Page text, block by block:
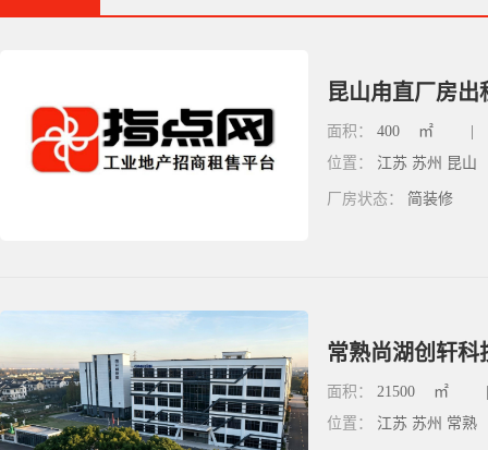
昆山甪直厂房出
面积： 400 ㎡
位置： 江苏 苏州 昆山
厂房状态： 简装修
常熟尚湖创轩科
面积： 21500 ㎡
位置： 江苏 苏州 常熟